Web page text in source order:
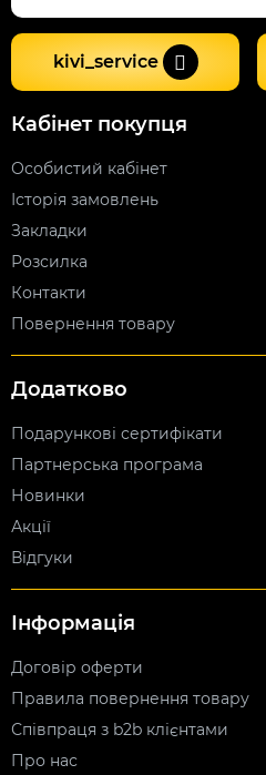
kivi_service
Кабінет покупця
Особистий кабінет
Історія замовлень
Закладки
Розсилка
Контакти
Повернення товару
Додатково
Подарункові сертифікати
Партнерська програма
Новинки
Акції
Відгуки
Інформація
Договір оферти
Правила повернення товару
Співпраця з b2b клієнтами
Про нас